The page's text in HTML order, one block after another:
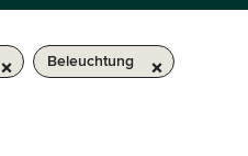
Beleuchtung